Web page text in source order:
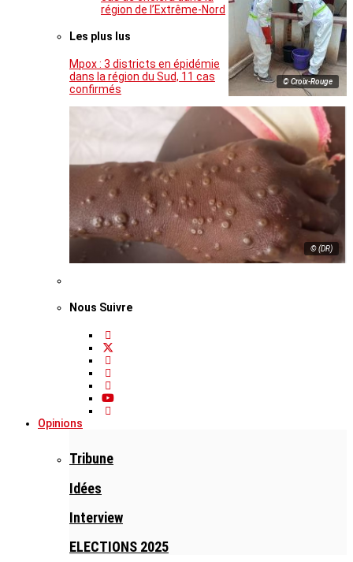
© Croix-Rouge
région de l’Extrême-Nord
Les plus lus
Mpox : 3 districts en épidémie
dans la région du Sud, 11 cas
confirmés
© (DR)
Nous Suivre
Opinions
Tribune
Idées
Interview
ELECTIONS 2025